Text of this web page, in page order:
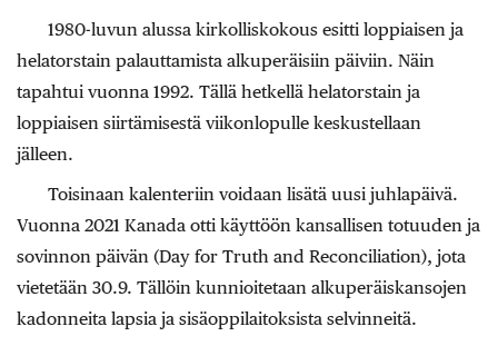
1980-luvun alussa kirkolliskokous esitti loppiaisen ja
helatorstain palauttamista alkuperäisiin päiviin. Näin
tapahtui vuonna 1992. Tällä hetkellä helatorstain ja
loppiaisen siirtämisestä viikonlopulle keskustellaan
jälleen.
Toisinaan kalenteriin voidaan lisätä uusi juhlapäivä.
Vuonna 2021 Kanada otti käyttöön kansallisen totuuden ja
sovinnon päivän (Day for Truth and Reconciliation), jota
vietetään 30.9. Tällöin kunnioitetaan alkuperäiskansojen
kadonneita lapsia ja sisäoppilaitoksista selvinneitä.